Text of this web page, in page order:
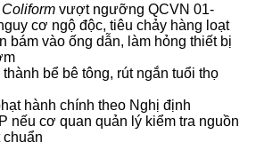
Coliform vượt ngưỡng QCVN 01-
cơ ngộ độc, tiêu chảy hàng loạt
bám vào ống dẫn, làm hỏng thiết bị
bể bê tông, rút ngắn tuổi thọ
hành chính theo Nghị định
nếu cơ quan quản lý kiểm tra nguồn